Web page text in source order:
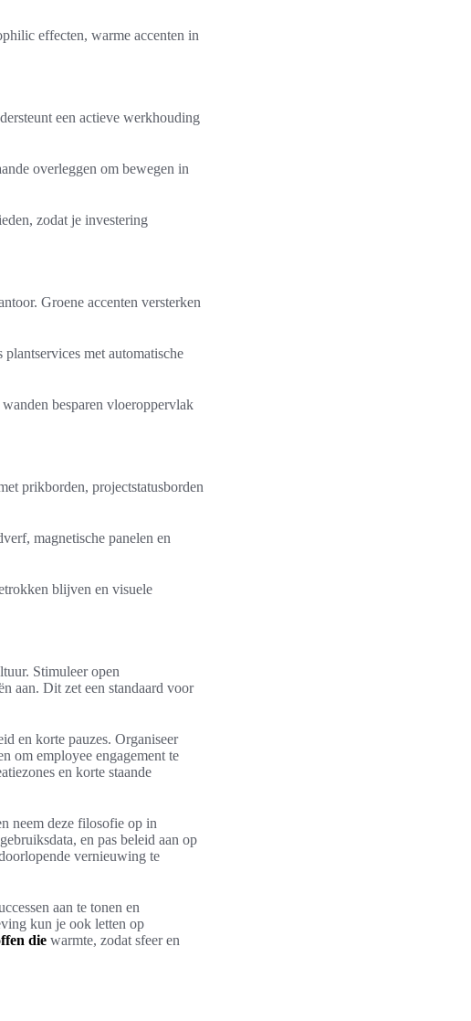
effecten, warme accenten in
een actieve werkhouding
overleggen om bewegen in
zodat je investering
Groene accenten versterken
met automatische
besparen vloeroppervlak
prikborden, projectstatusborden
magnetische panelen en
blijven en visuele
Stimuleer open
aan. Dit zet een standaard voor
en korte pauzes. Organiseer
om employee engagement te
en korte staande
neem deze filosofie op in
en pas beleid aan op
vernieuwing te
aan te tonen en
kun je ook letten op
die warmte, zodat sfeer en